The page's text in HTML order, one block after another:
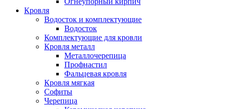
Кровля
Водосток и комплектующие
Водосток
Комплектующие для кровли
Кровля металл
Металлочерепица
Профнастил
Фальцевая кровля
Кровля мягкая
Софиты
Черепица